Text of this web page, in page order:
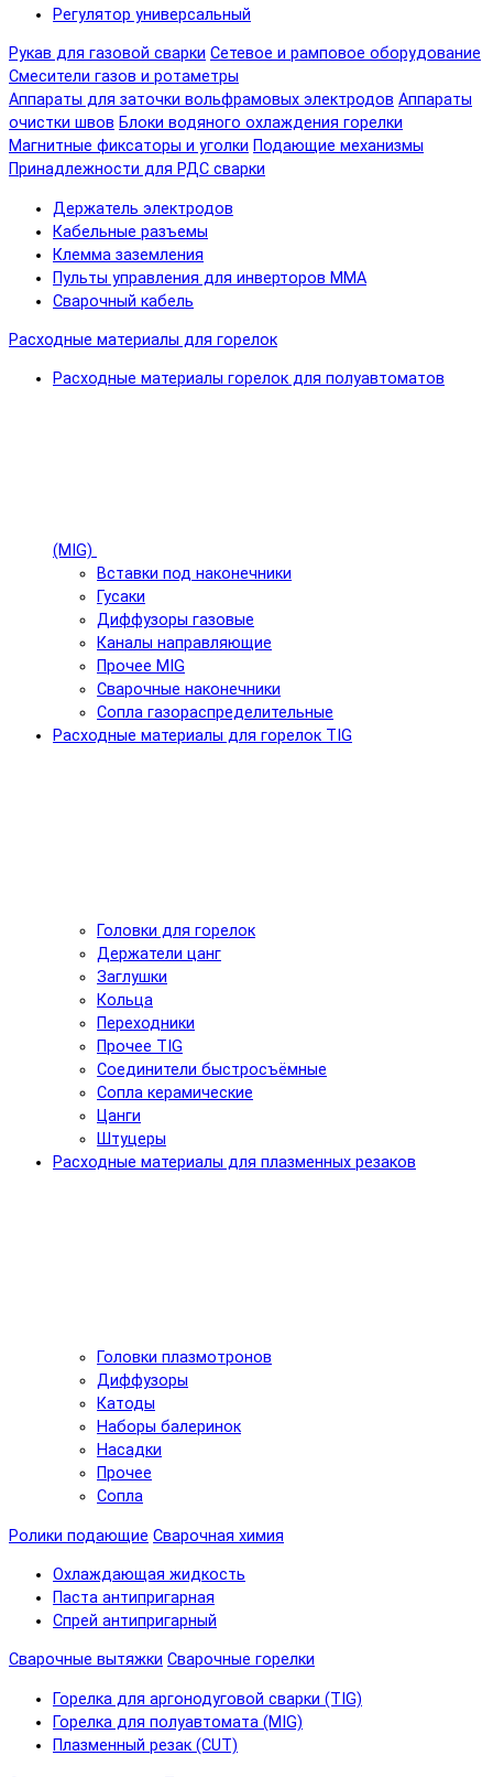
Регулятор универсальный
Рукав для газовой сварки Сетевое и рамповое оборудование
Смесители газов и ротаметры
Аппараты для заточки вольфрамовых электродов Аппараты
очистки швов Блоки водяного охлаждения горелки
Магнитные фиксаторы и уголки Подающие механизмы
Принадлежности для РДС сварки
Держатель электродов
Кабельные разъемы
Клемма заземления
Пульты управления для инверторов MMA
Сварочный кабель
Расходные материалы для горелок
Расходные материалы горелок для полуавтоматов
(MIG)
Вставки под наконечники
Гусаки
Диффузоры газовые
Каналы направляющие
Прочее MIG
Сварочные наконечники
Сопла газораспределительные
Расходные материалы для горелок TIG
Головки для горелок
Держатели цанг
Заглушки
Кольца
Переходники
Прочее TIG
Соединители быстросъёмные
Сопла керамические
Цанги
Штуцеры
Расходные материалы для плазменных резаков
Головки плазмотронов
Диффузоры
Катоды
Наборы балеринок
Насадки
Прочее
Сопла
Ролики подающие Сварочная химия
Охлаждающая жидкость
Паста антипригарная
Спрей антипригарный
Сварочные вытяжки Сварочные горелки
Горелка для аргонодуговой сварки (TIG)
Горелка для полуавтомата (MIG)
Плазменный резак (CUT)